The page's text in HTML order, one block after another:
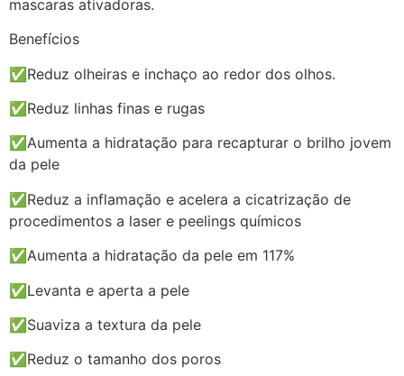
mascaras ativadoras.
Benefícios
✅Reduz olheiras e inchaço ao redor dos olhos.
✅Reduz linhas finas e rugas
✅Aumenta a hidratação para recapturar o brilho jovem
da pele
✅Reduz a inflamação e acelera a cicatrização de
procedimentos a laser e peelings químicos
✅Aumenta a hidratação da pele em 117%
✅Levanta e aperta a pele
✅Suaviza a textura da pele
✅Reduz o tamanho dos poros